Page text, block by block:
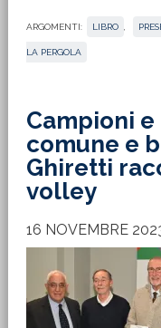
ARGOMENTI: LIBRO
LA PERGOLA
Campioni
comune e
Ghiretti
volley
16 NOVEMBRE